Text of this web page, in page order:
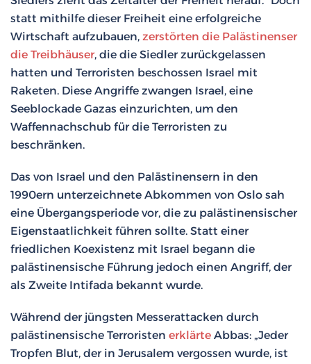
statt mithilfe dieser Freiheit eine erfolgreiche
Wirtschaft aufzubauen, zerstörten die Palästinenser
die Treibhäuser, die die Siedler zurückgelassen
hatten und Terroristen beschossen Israel mit
Raketen. Diese Angriffe zwangen Israel, eine
Seeblockade Gazas einzurichten, um den
Waffennachschub für die Terroristen zu
beschränken.
Das von Israel und den Palästinensern in den
1990ern unterzeichnete Abkommen von Oslo sah
eine Übergangsperiode vor, die zu palästinensischer
Eigenstaatlichkeit führen sollte. Statt einer
friedlichen Koexistenz mit Israel begann die
palästinensische Führung jedoch einen Angriff, der
als Zweite Intifada bekannt wurde.
Während der jüngsten Messerattacken durch
palästinensische Terroristen erklärte Abbas: „Jeder
Tropfen Blut, der in Jerusalem vergossen wurde, ist